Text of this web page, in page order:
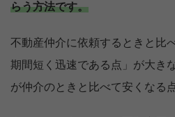
らう方法です。
不動産仲介に依頼するときと比
期間短く迅速である点」が大き
が仲介のときと比べて安くなる